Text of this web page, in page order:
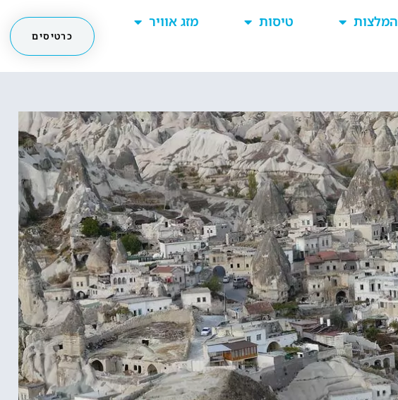
המלצות טיסות
מזג אוויר
כרטיסים